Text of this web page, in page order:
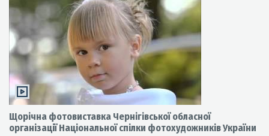
Щорічна фотовиставка Чернігівської обласної
організації Національної спілки фотохудожників України